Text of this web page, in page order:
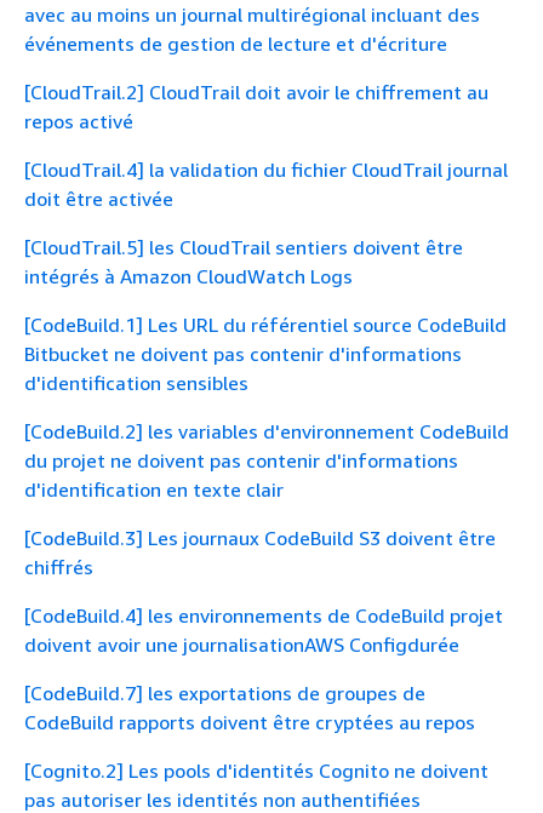
avec au moins un journal multirégional incluant des
événements de gestion de lecture et d'écriture
[CloudTrail.2] CloudTrail doit avoir le chiffrement au
repos activé
[CloudTrail.4] la validation du fichier CloudTrail journal
doit être activée
[CloudTrail.5] les CloudTrail sentiers doivent être
intégrés à Amazon CloudWatch Logs
[CodeBuild.1] Les URL du référentiel source CodeBuild
Bitbucket ne doivent pas contenir d'informations
d'identification sensibles
[CodeBuild.2] les variables d'environnement CodeBuild
du projet ne doivent pas contenir d'informations
d'identification en texte clair
[CodeBuild.3] Les journaux CodeBuild S3 doivent être
chiffrés
[CodeBuild.4] les environnements de CodeBuild projet
doivent avoir une journalisationAWS Configdurée
[CodeBuild.7] les exportations de groupes de
CodeBuild rapports doivent être cryptées au repos
[Cognito.2] Les pools d'identités Cognito ne doivent
pas autoriser les identités non authentifiées